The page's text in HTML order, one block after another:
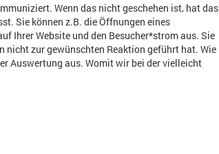
Wenn das nicht geschehen ist, hat das
Sie können z.B. die Öffnungen eines
Ihrer Website und den Besucher*strom aus. Sie
nicht zur gewünschten Reaktion geführt hat. Wie
Auswertung aus. Womit wir bei der vielleicht